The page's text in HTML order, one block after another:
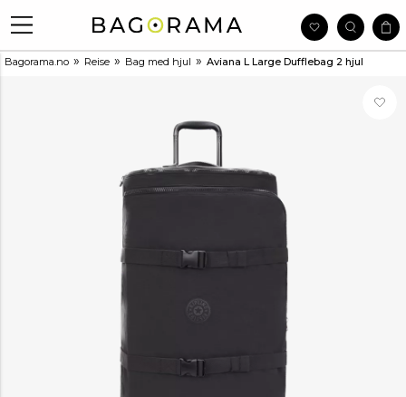
Bagorama.no » Reise » Bag med hjul » Aviana L Large Dufflebag 2 hjul